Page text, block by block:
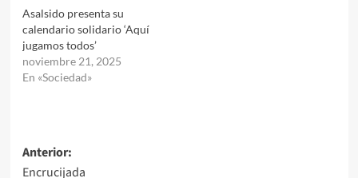
Asalsido presenta su
calendario solidario ‘Aquí
jugamos todos’
noviembre 21, 2025
En «Sociedad»
Navegación
Anterior:
Encrucijada